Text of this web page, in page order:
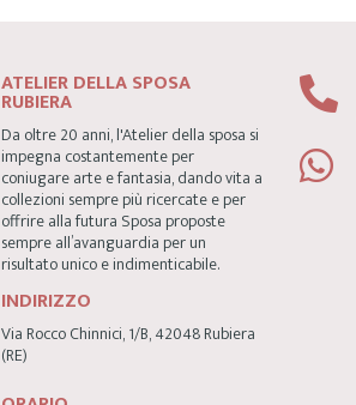
ATELIER DELLA SPOSA
RUBIERA
Da oltre 20 anni, l'Atelier della sposa si
impegna costantemente per
coniugare arte e fantasia, dando vita a
collezioni sempre più ricercate e per
offrire alla futura Sposa proposte
sempre all’avanguardia per un
risultato unico e indimenticabile.
INDIRIZZO
Via Rocco Chinnici, 1/B, 42048 Rubiera
(RE)

